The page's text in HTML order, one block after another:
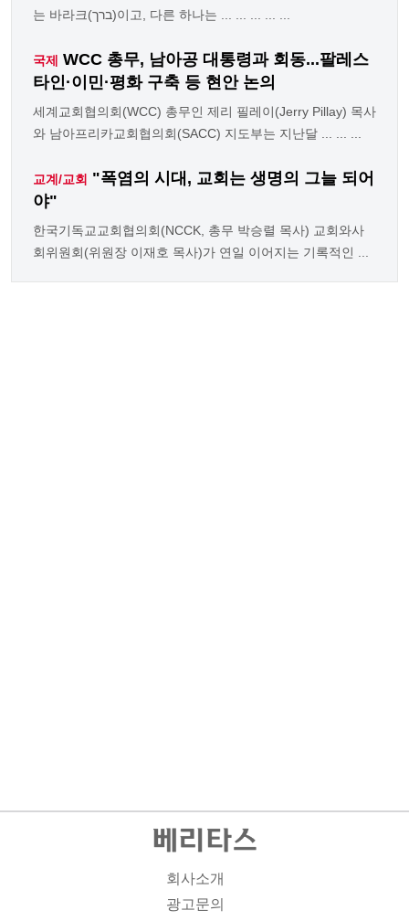
는 바라크(ברך)이고, 다른 하나는 ... ... ... ... ...
국제 WCC 총무, 남아공 대통령과 회동...팔레스
타인·이민·평화 구축 등 현안 논의
세계교회협의회(WCC) 총무인 제리 필레이(Jerry Pillay) 목사
와 남아프리카교회협의회(SACC) 지도부는 지난달 ... ... ...
교계/교회 "폭염의 시대, 교회는 생명의 그늘 되어
야"
한국기독교교회협의회(NCCK, 총무 박승렬 목사) 교회와사
회위원회(위원장 이재호 목사)가 연일 이어지는 기록적인 ...
회사소개
광고문의